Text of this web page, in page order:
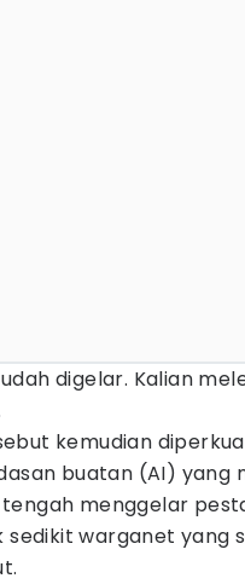
digelar. Kalian
kemudian
buatan (AI) yang
menggelar
sedikit warganet